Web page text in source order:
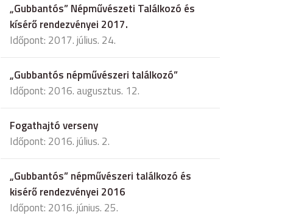
„Gubbantós” Népművészeti Találkozó és
kísérő rendezvényei 2017.
Időpont: 2017. július. 24.
„Gubbantós népművészeri találkozó”
Időpont: 2016. augusztus. 12.
Fogathajtó verseny
Időpont: 2016. július. 2.
„Gubbantós” népművészeri találkozó és
kisérő rendezvényei 2016
Időpont: 2016. június. 25.